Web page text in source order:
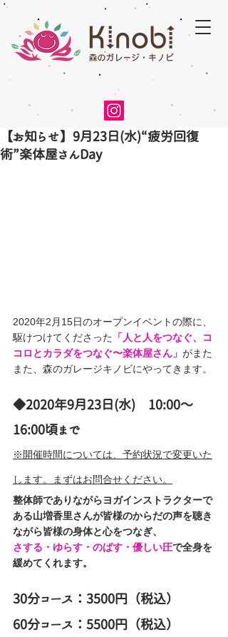
【お知らせ】9月23日(水)“疲労回復
術”楽体屋さんDay
2020年2月15日のオープンイベントの際に、
駆けつけてくださった
「人と人をつなぐ、コ
コロとカラダをつなぐ〜楽体屋さん」 がまた
また、森のガレージキノビにやってきます。
◆2020年9月23日(水)　10:00〜
16:00頃まで
※開催時間については、予約状況で変更いた
します。まずはお問合せください。
整体師でありながらヨガインストラクターで
ある山増香里さんが皆様のからだの声を聴き
ながら皆様の身体と心をつなぎ、
さする・ゆらす・のばす・優しい圧で全身を
緩めてくれます。
30分コース：3500円（税込）
60分コース：5500円（税込）